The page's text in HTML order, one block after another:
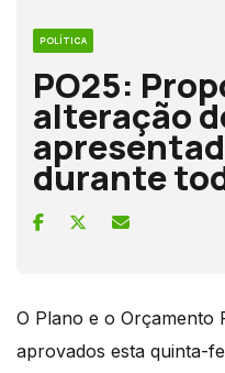
POLÍTICA
PO25:
alteração
durante
O Plano e o Orçamento
aprovados esta quinta-